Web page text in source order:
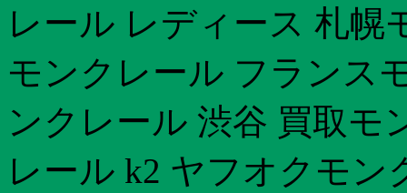
レール レディース 札幌
モンクレール フランス
ンクレール 渋谷 買取モ
レール k2 ヤフオクモン